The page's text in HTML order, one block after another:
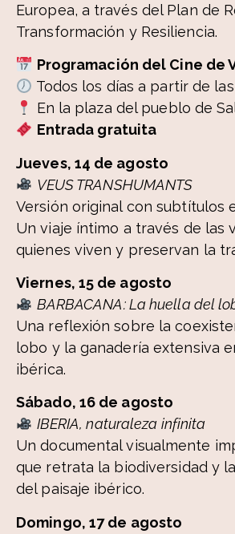
Europea, a través del Plan de
Transformación y Resiliencia.
Programación del Cine de
Todos los días a partir de las
En la plaza del pueblo de
Entrada gratuita
Jueves, 14 de agosto
VEUS TRANSHUMANTS
Versión original con subtítulos
Un viaje íntimo a través de las
quienes viven y preservan la
Viernes, 15 de agosto
BARBACANA: La huella del
Una reflexión sobre la
lobo y la ganadería extensiva
ibérica.
Sábado, 16 de agosto
IBERIA, naturaleza infinita
Un documental visualmente
que retrata la biodiversidad y
del paisaje ibérico.
Domingo, 17 de agosto